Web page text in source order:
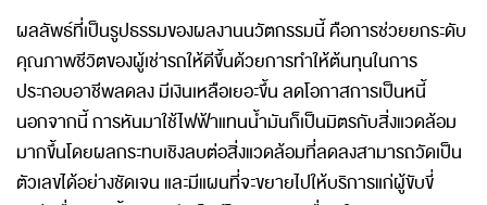
ผลลัพธ์ที่เป็นรูปธรรมของผลงานนวัตกรรมนี้ คือการช่วยยกระดับ
คุณภาพชีวิตของผู้เช่ารถให้ดีขึ้นด้วยการทำให้ต้นทุนในการ
ประกอบอาชีพลดลง มีเงินเหลือเยอะขึ้น ลดโอกาสการเป็นหนี้
นอกจากนี้ การหันมาใช้ไฟฟ้าแทนน้ำมันก็เป็นมิตรกับสิ่งแวดล้อม
มากขึ้นโดยผลกระทบเชิงลบต่อสิ่งแวดล้อมที่ลดลงสามารถวัดเป็น
ตัวเลขได้อย่างชัดเจน และมีแผนที่จะขยายไปให้บริการแก่ผู้ขับขี่